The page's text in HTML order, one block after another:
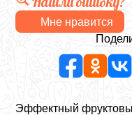
Мне нравится
Эффектный